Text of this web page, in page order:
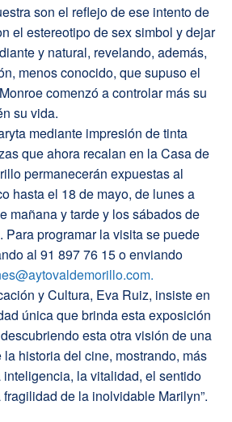
son el reflejo de ese intento de
el estereotipo de sex simbol y dejar
y natural, revelando, además,
menos conocido, que supuso el
comenzó a controlar más su
su vida.
mediante impresión de tinta
que ahora recalan en la Casa de
permanecerán expuestas al
hasta el 18 de mayo, de lunes a
mañana y tarde y los sábados de
Para programar la visita se puede
al 91 897 76 15 o enviando
y Cultura, Eva Ruiz, insiste en
única que brinda esta exposición
esta otra visión de una
historia del cine, mostrando, más
la vitalidad, el sentido
de la inolvidable Marilyn”.